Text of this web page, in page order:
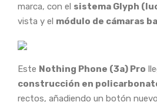
marca, con el sistema Glyph
vista y el módulo de cámaras
Este Nothing Phone (3a) Pro
construcción en
rectos, añadiendo un botón